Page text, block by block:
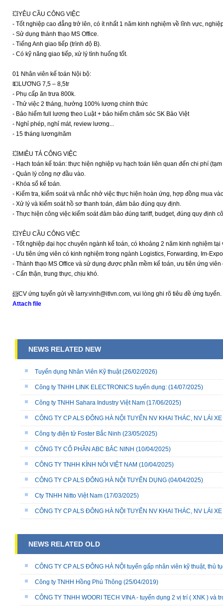
💥YÊU CẦU CÔNG VIỆC
- Tốt nghiệp cao đẳng trở lên, có ít nhất 1 năm kinh nghiệm về lĩnh vực,
- Sử dụng thành thạo MS Office.
- Tiếng Anh giao tiếp (trình độ B).
- Có kỹ năng giao tiếp, xử lý tình huống tốt.
01 Nhân viên kế toán Nội bộ:
💵LƯƠNG 7,5 – 8,5tr
- Phụ cấp ăn trưa 800k.
- Thử việc 2 tháng, hưởng 100% lương chính thức
- Bảo hiểm full lương theo Luật + bảo hiểm chăm sóc SK Bảo Việt
- Nghỉ phép, nghỉ mát, review lương...
- 15 tháng lương/năm
💥MIÊU TẢ CÔNG VIỆC
- Hạch toán kế toán: thực hiện nghiệp vụ hạch toán liên quan đến chi phí
- Quản lý công nợ đầu vào.
- Khóa sổ kế toán.
- Kiểm tra, kiểm soát và nhắc nhở việc thực hiện hoàn ứng, hợp đồng mua
- Xử lý và kiểm soát hồ sơ thanh toán, đảm bảo đúng quy định.
- Thực hiện công việc kiểm soát đảm bảo đúng tariff, budget, đúng quy định
💥YÊU CẦU CÔNG VIỆC
- Tốt nghiệp đại học chuyên ngành kế toán, có khoảng 2 năm kinh nghiệm tại
- Ưu tiên ứng viên có kinh nghiệm trong ngành Logistics, Forwarding, Im-
- Thành thạo MS Office và sử dụng được phần mềm kế toán, ưu tiên ứng
- Cẩn thận, trung thực, chịu khó.
📨CV ứng tuyển gửi về larry.vinh@itlvn.com, vui lòng ghi rõ tiêu đề ứng
Attach file
NEWS RELATED NEW
Tuyển dụng Nhân Viên Kỹ thuật(26/02/2026)
Công ty TNHH LINK ELECTRONICS tuyển dụng: (14/07/2025)
Công ty TNHH Sahara Industry Việt Nam (17/06/2025)
CÔNG TY CP ALS ĐÔNG HÀ NỘI TUYỂN NV KHAI THÁC, NV LÁI
Công ty điện tử Foster Bắc Ninh (23/05/2025)
CÔNG TY CỔ PHẦN ABC BẮC NINH (10/04/2025)
CÔNG TY TNHH KÍNH NỎI VIỆT NAM (10/04/2025)
CÔNG TY CP ALS ĐÔNG HÀ NỘI TUYỂN DỤNG (04/04/2025)
Cty TNHH Nitto Việt Nam (17/03/2025)
CÔNG TY CP ALS ĐÔNG HÀ NỘI TUYỂN NV KHAI THÁC, NV LÁI
NEWS RELATED OLD
CÔNG TY CP ALS ĐÔNG HÀ NỘI tuyển gấp nhân viên kỹ thuật, thủ
Công ty TNHH Hồng Phú Thông (25/04/2019)
CÔNG TY TNHH WOORI TECH VINA - tuyển dụng 2 vị trí ( XNK ) và